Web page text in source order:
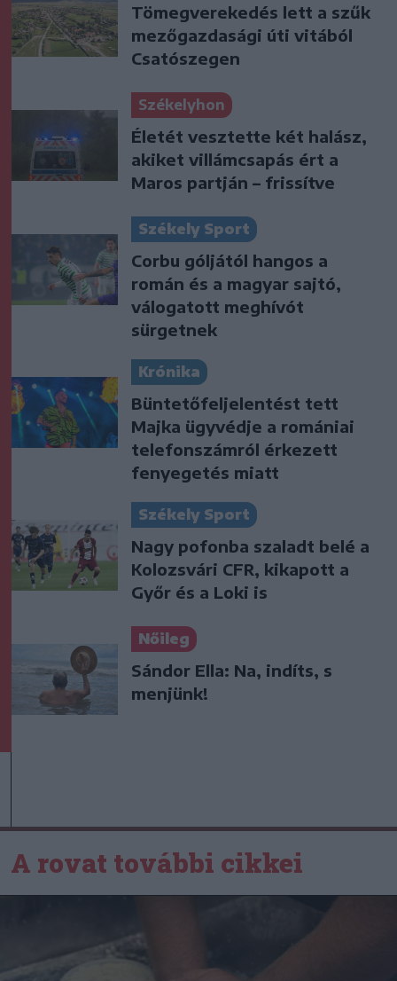
Tömegverekedés lett a szűk
mezőgazdasági úti vitából
Csatószegen
Székelyhon
Életét vesztette két halász,
akiket villámcsapás ért a
Maros partján – frissítve
Székely Sport
Corbu góljától hangos a
román és a magyar sajtó,
válogatott meghívót
sürgetnek
Krónika
Büntetőfeljelentést tett
Majka ügyvédje a romániai
telefonszámról érkezett
fenyegetés miatt
Székely Sport
Nagy pofonba szaladt belé a
Kolozsvári CFR, kikapott a
Győr és a Loki is
Nőileg
Sándor Ella: Na, indíts, s
menjünk!
A rovat további cikkei